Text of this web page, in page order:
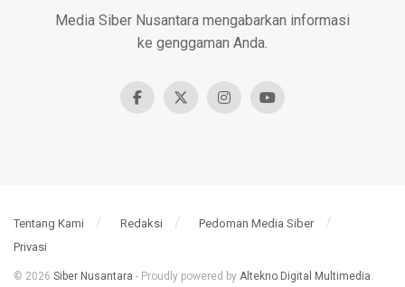
Media Siber Nusantara mengabarkan informasi
ke genggaman Anda.
Tentang Kami Redaksi
Pedoman Media Siber
Privasi
© 2026 Siber Nusantara - Proudly powered by Altekno Digital Multimedia.